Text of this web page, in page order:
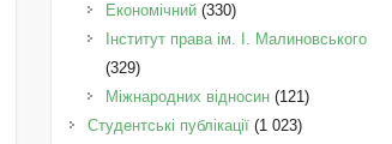
Економічний(330)
Інститут права ім. І. Малиновського
(329)
Міжнародних відносин(121)
Студентські публікації(1 023)